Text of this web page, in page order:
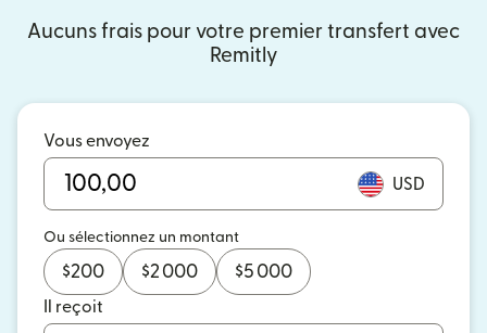
Aucuns frais pour votre premier transfert avec
Remitly
Vous envoyez
USD
Ou sélectionnez un montant
$200 $2 000 $5 000
Il reçoit